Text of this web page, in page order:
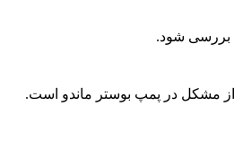
بررسی شود.
از مشکل در پمپ بوستر ماندو است.